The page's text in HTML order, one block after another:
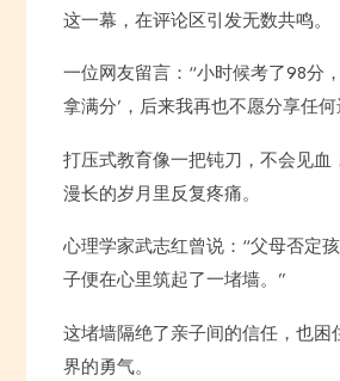
这一幕，在评论区引发无数共鸣。
一位网友留言：“小时候考了98分
拿满分’，后来我再也不愿分享任
打压式教育像一把钝刀，不会见血
漫长的岁月里反复疼痛。
心理学家武志红曾说：“父母否定
子便在心里筑起了一堵墙。”
这堵墙隔绝了亲子间的信任，也困
界的勇气。